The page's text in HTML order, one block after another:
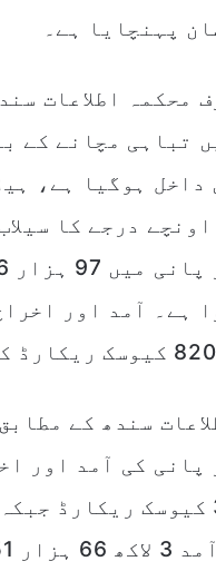
پہنچایا ہے۔
محکمہ اطلاعات
تباہی مچانے کے
داخل ہوگیا ہے،
درجے کا
سندھ کے
ہزار 371 کیوسک ریکارڈ
کیوسک ہے۔